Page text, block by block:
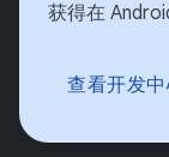
获得在
查看开发